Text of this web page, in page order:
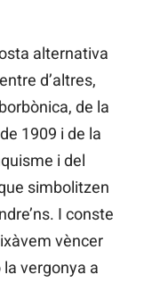
alternativa
d’altres,
de la
1909 i de la
i del
simbolitzen
I conste
vèncer
la vergonya a